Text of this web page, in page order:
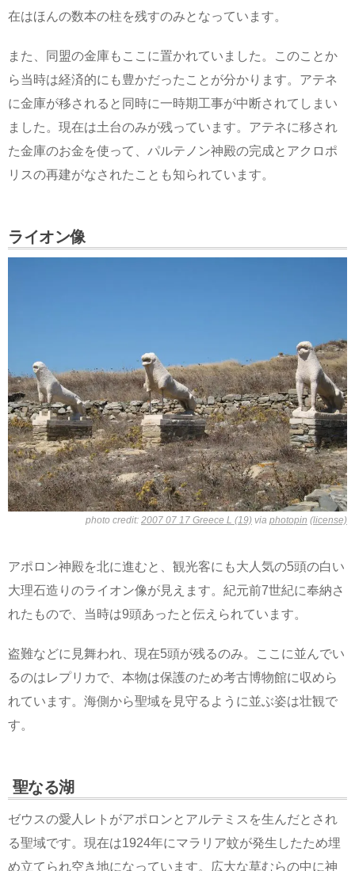
在はほんの数本の柱を残すのみとなっています。
また、同盟の金庫もここに置かれていました。このことか
ら当時は経済的にも豊かだったことが分かります。アテネ
に金庫が移されると同時に一時期工事が中断されてしまい
ました。現在は土台のみが残っています。アテネに移され
た金庫のお金を使って、パルテノン神殿の完成とアクロポ
リスの再建がなされたことも知られています。
ライオン像
photo credit: 2007 07 17 Greece L (19) via photopin (license)
アポロン神殿を北に進むと、観光客にも大人気の5頭の白い
大理石造りのライオン像が見えます。紀元前7世紀に奉納さ
れたもので、当時は9頭あったと伝えられています。
盗難などに見舞われ、現在5頭が残るのみ。ここに並んでい
るのはレプリカで、本物は保護のため考古博物館に収めら
れています。海側から聖域を見守るように並ぶ姿は壮観で
す。
聖なる湖
ゼウスの愛人レトがアポロンとアルテミスを生んだとされ
る聖域です。現在は1924年にマラリア蚊が発生したため埋
め立てられ空き地になっています。広大な草むらの中に神